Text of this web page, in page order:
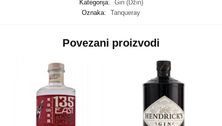
Kategorija:
Gin (Džin)
Oznaka:
Tanqueray
Povezani proizvodi